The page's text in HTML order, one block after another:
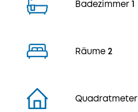
Badezimmer
Räume 2
Quadratmeter